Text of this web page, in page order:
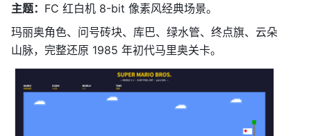
主题： FC 红白机 8-bit 像素风经典场景。
玛丽奥角色、问号砖块、库巴、绿水管、终点旗、云朵
山脉，完整还原 1985 年初代马里奥关卡。